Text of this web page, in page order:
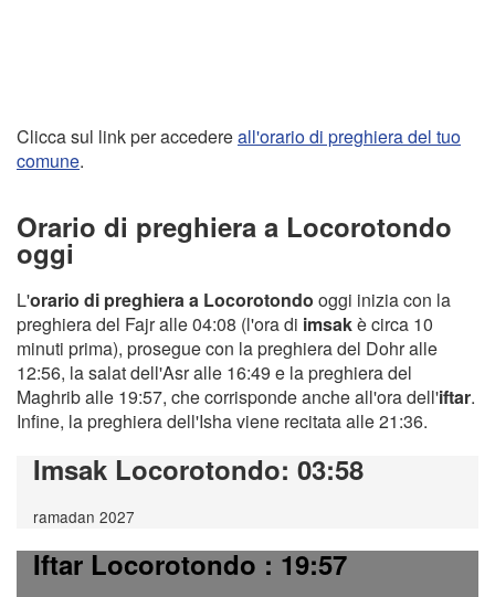
Clicca sul link per accedereall'orario di preghiera del tuo
comune.
Orario di preghiera a Locorotondo
oggi
L'orario di preghiera a Locorotondo oggi inizia con la
preghiera del Fajr alle 04:08 (l'ora di imsakè circa 10
minuti prima), prosegue con la preghiera del Dohr alle
12:56, la salat dell'Asr alle 16:49 e la preghiera del
Maghrib alle 19:57, che corrisponde anche all'ora dell'iftar.
Infine, la preghiera dell'Isha viene recitata alle 21:36.
Imsak Locorotondo: 03:58
ramadan 2027
Iftar Locorotondo: 19:57